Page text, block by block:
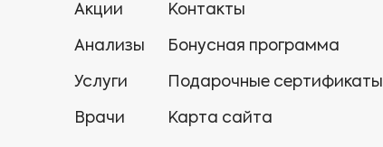
Акции
Анализы
Услуги
Врачи
Контакты
Бонусная программа
Подарочные сертификаты
Карта сайта